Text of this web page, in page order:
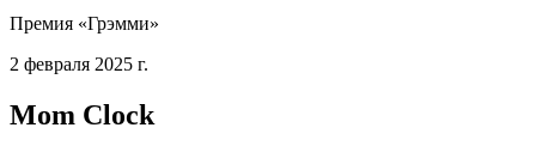
Премия «Грэмми»
2 февраля 2025 г.
Mom Clock